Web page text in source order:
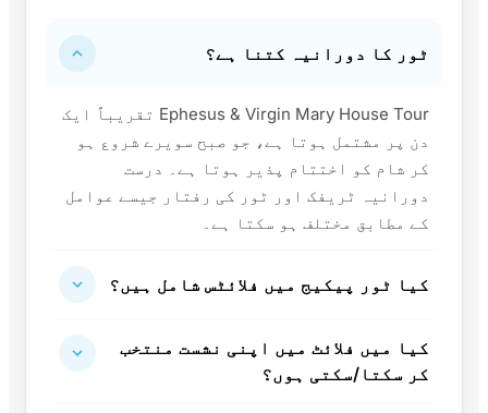
ٹور کا دورانیہ کتنا ہے؟
Ephesus & Virgin Mary House Tour تقریباً ایک
دن پر مشتمل ہوتا ہے، جو صبح سویرے شروع ہو
کر شام کو اختتام پذیر ہوتا ہے۔ درست
دورانیہ ٹریفک اور ٹور کی رفتار جیسے عوامل
کے مطابق مختلف ہو سکتا ہے۔
کیا ٹور پیکیج میں فلائٹس شامل ہیں؟
کیا میں فلائٹ میں اپنی نشست منتخب
کر سکتا/سکتی ہوں؟